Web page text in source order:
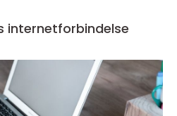
internetforbindelse